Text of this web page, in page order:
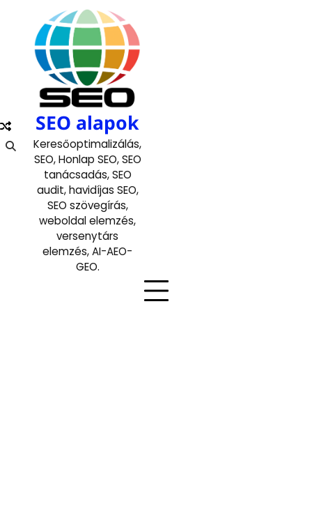
content
SEO alapok
Keresőoptimalizálás,
SEO, Honlap SEO, SEO
tanácsadás, SEO
audit, havidíjas SEO,
SEO szövegírás,
weboldal elemzés,
versenytárs
elemzés, AI-AEO-
GEO.